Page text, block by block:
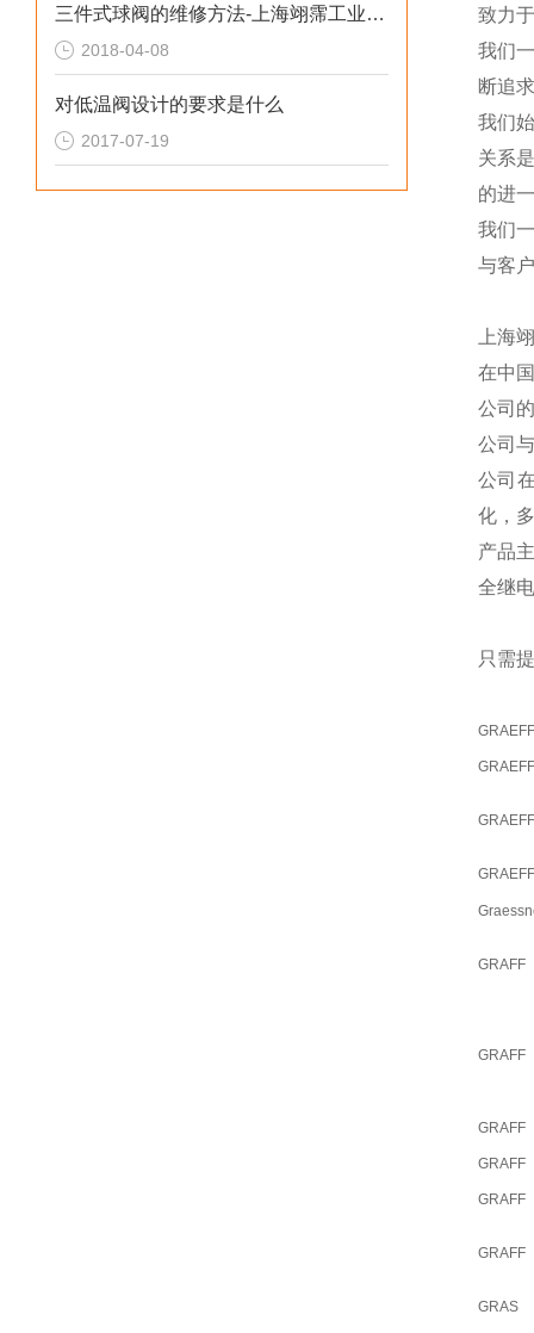
三件式球阀的维修方法-上海翊霈工业控制设备有限公司
2018-04-08
对低温阀设计的要求是什么
2017-07-19
致力
我们
断追
我们
关系
的进
我们
与客
上海
在中
公司
公司
公司
化，
产品
全继
只需
GRAEFF
GRAEFF
GRAEFF
GRAEFF
GRAFF
GRAFF
GRAFF
GRAFF
GRAFF
GRAFF
GRAS